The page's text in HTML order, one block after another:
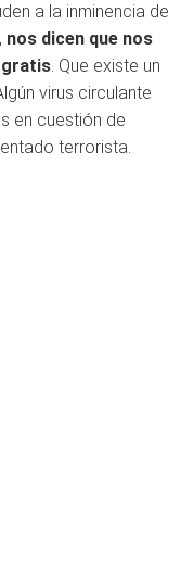
a la inminencia de
nos dicen que nos
gratis. Que existe un
virus circulante
en cuestión de
terrorista.